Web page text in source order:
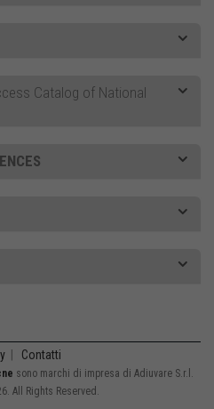
Catalog of National
Contatti
sono marchi di impresa di Adiuvare S.r.l.
All Rights Reserved.